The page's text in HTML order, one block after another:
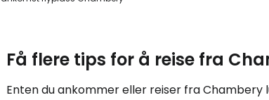
Få flere tips for å reise fra
Enten du ankommer eller reiser fra